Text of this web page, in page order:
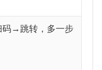
码→跳转，多一步